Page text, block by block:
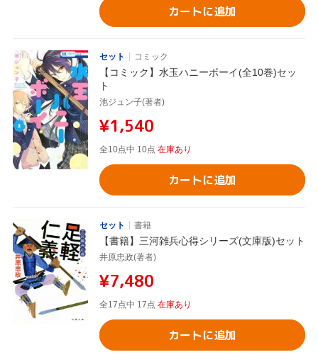
カートに追加
セット コミック
【コミック】水玉ハニーボーイ(全10巻)セッ
ト
池ジュン子(著者)
¥1,540
全10点中 10点 在庫あり
カートに追加
セット 書籍
【書籍】三河雑兵心得シリーズ(文庫版)セット
井原忠政(著者)
¥7,480
全17点中 17点 在庫あり
カートに追加